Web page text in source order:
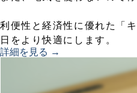
利便性と経済性に優れた「
日をより快適にします。
詳細を見る →